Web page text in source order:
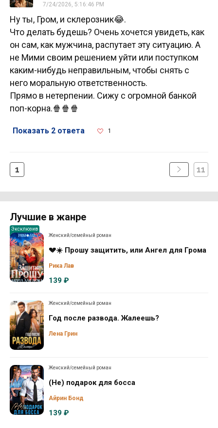
7/24/2026, 5:16:46 PM
Ну ты, Гром, и склерозник😂.
Что делать будешь? Очень хочется увидеть, как
он сам, как мужчина, распутает эту ситуацию. А
не Мими своим решением уйти или поступком
каким-нибудь неправильным, чтобы снять с
него моральную ответственность.
Прямо в нетерпении. Сижу с огромной банкой
поп-корна.🍿🍿🍿
Показать 2 ответа 1
1 11
Лучшие в жанре
Эксклюзив
Женский/семейный роман
💔☀️ Прошу защитить, или Ангел для Грома
Рика Лав
139 ₽
Женский/семейный роман
Год после развода. Жалеешь?
Лена Грин
Женский/семейный роман
(Не) подарок для босса
Айрин Бонд
139 ₽